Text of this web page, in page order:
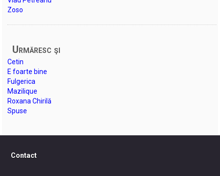
Zoso
Urmăresc şi
Cetin
E foarte bine
Fulgerica
Mazilique
Roxana Chirilă
Spuse
Contact